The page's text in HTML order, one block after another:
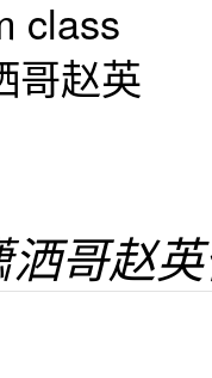
洒哥赵